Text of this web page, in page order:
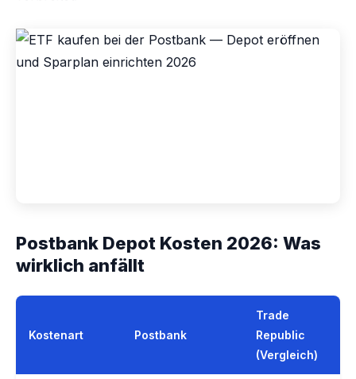
Postbank Depot Kosten 2026: Was
wirklich anfällt
Kostenart Postbank
Trade
Republic
(Vergleich)